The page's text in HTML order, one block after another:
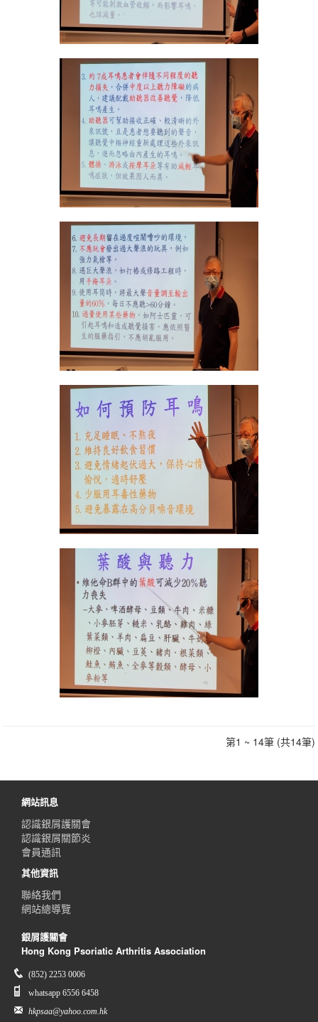
第1 ~ 14筆 (共14筆)
網站訊息
認識銀屑護關會
認識銀屑關節炎
會員通訊
其他資訊
聯絡我們
網站總導覽
銀屑護關會
Hong Kong Psoriatic Arthritis Association
(852) 2253 0006
whatsapp 6556 6458
hkpsaa@yahoo.com.hk